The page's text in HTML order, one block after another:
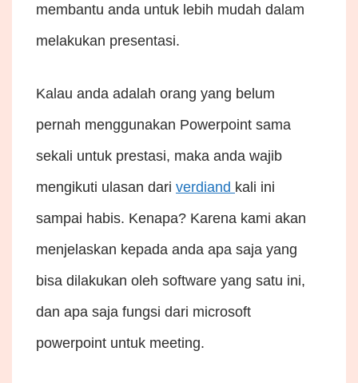
membantu anda untuk lebih mudah dalam
melakukan presentasi.
Kalau anda adalah orang yang belum
pernah menggunakan Powerpoint sama
sekali untuk prestasi, maka anda wajib
mengikuti ulasan dari verdiand kali ini
sampai habis. Kenapa? Karena kami akan
menjelaskan kepada anda apa saja yang
bisa dilakukan oleh software yang satu ini,
dan apa saja fungsi dari microsoft
powerpoint untuk meeting.